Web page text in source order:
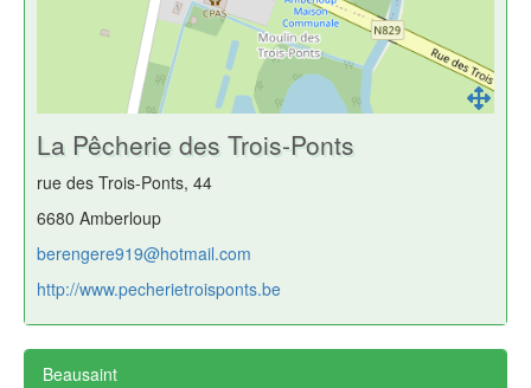
La Pêcherie des Trois-Ponts
rue des Trois-Ponts, 44
6680 Amberloup
berengere919@hotmail.com
http://www.pecherietroisponts.be
Beausaint